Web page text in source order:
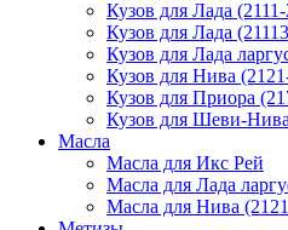
Кузов для Лада
Кузов для Лада
Кузов для Лада
Кузов для Нива
Кузов для Приора
Кузов для Шеви-
Масла
Масла для Икс Рей
Масла для Лада
Масла для Нива